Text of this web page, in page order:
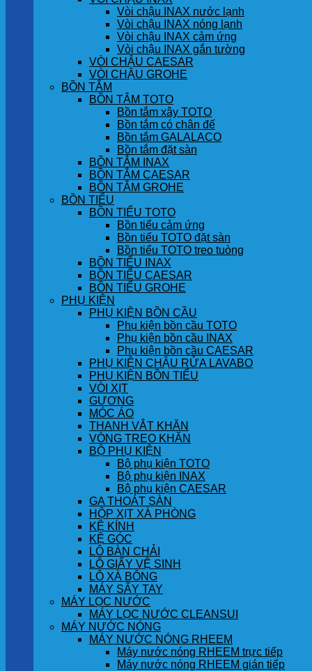
Vòi chậu INAX nước lạnh
Vòi chậu INAX nóng lạnh
Vòi chậu INAX cảm ứng
Vòi chậu INAX gắn tường
VÒI CHẬU CAESAR
VÒI CHẬU GROHE
BỒN TẮM
BỒN TẮM TOTO
Bồn tắm xây TOTO
Bồn tắm có chân đế
Bồn tắm GALALACO
Bồn tắm đặt sàn
BỒN TẮM INAX
BỒN TẮM CAESAR
BỒN TẮM GROHE
BỒN TIỂU
BỒN TIỂU TOTO
Bồn tiểu cảm ứng
Bồn tiểu TOTO đặt sàn
Bồn tiểu TOTO treo tuòng
BỒN TIỂU INAX
BỒN TIỂU CAESAR
BỒN TIỂU GROHE
PHỤ KIỆN
PHỤ KIỆN BỒN CẦU
Phụ kiện bồn cầu TOTO
Phụ kiện bồn cầu INAX
Phụ kiện bồn cầu CAESAR
PHỤ KIỆN CHẬU RỬA LAVABO
PHỤ KIỆN BỒN TIỂU
VÒI XỊT
GƯƠNG
MÓC ÁO
THANH VẮT KHĂN
VÒNG TREO KHĂN
BỘ PHỤ KIỆN
Bộ phụ kiện TOTO
Bộ phụ kiện INAX
Bộ phụ kiện CAESAR
GA THOÁT SÀN
HỘP XỊT XÀ PHÒNG
KỆ KÍNH
KỆ GÓC
LÔ BÀN CHẢI
LÔ GIẤY VỆ SINH
LÔ XÀ BÔNG
MÁY SẤY TAY
MÁY LỌC NƯỚC
MÁY LỌC NƯỚC CLEANSUI
MÁY NƯỚC NÓNG
MÁY NƯỚC NÓNG RHEEM
Máy nước nóng RHEEM trực tiếp
Máy nước nóng RHEEM gián tiếp